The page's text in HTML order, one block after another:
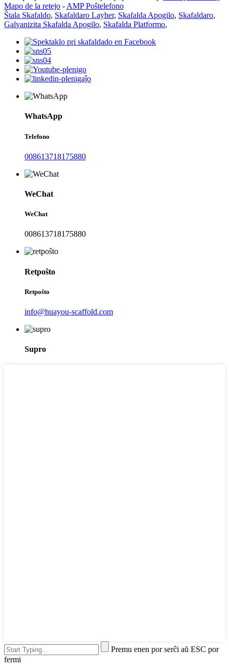
Mapo de la retejo - AMP Poŝtelefono
Ŝtala Skafaldo, Skafaldaro Layher, Skafalda Apogilo, Skafaldaro,
Galvanizita Skafalda Apogilo, Skafalda Platformo,
WhatsApp
Telefono
008613718175880
WeChat
WeChat
008613718175880
Retpoŝto
Retpoŝto
info@huayou-scaffold.com
Supro
Premu enen por serĉi aŭ ESC por
fermi